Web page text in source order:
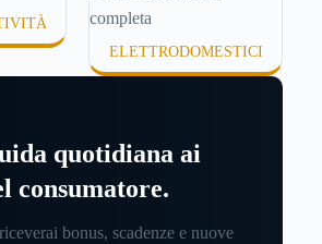
ELETTRODOMESTICI
quotidiana ai
consumatore.
bonus, scadenze e nuove